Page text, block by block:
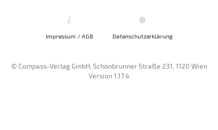
Impressum / AGB Datenschutzerklärung
© Compass-Verlag GmbH, Schönbrunner Straße 231, 1120 Wien
Version 1.17.4